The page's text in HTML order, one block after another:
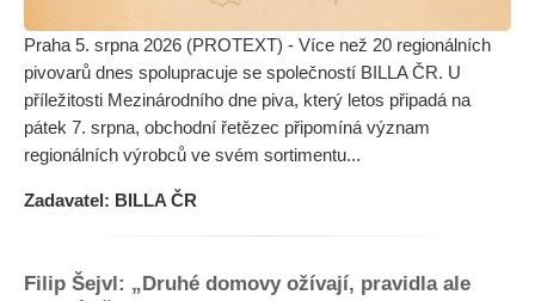
Praha 5. srpna 2026 (PROTEXT) - Více než 20 regionálních
pivovarů dnes spolupracuje se společností BILLA ČR. U
příležitosti Mezinárodního dne piva, který letos připadá na
pátek 7. srpna, obchodní řetězec připomíná význam
regionálních výrobců ve svém sortimentu...
Zadavatel: BILLA ČR
Filip Šejvl: „Druhé domovy ožívají, pravidla ale